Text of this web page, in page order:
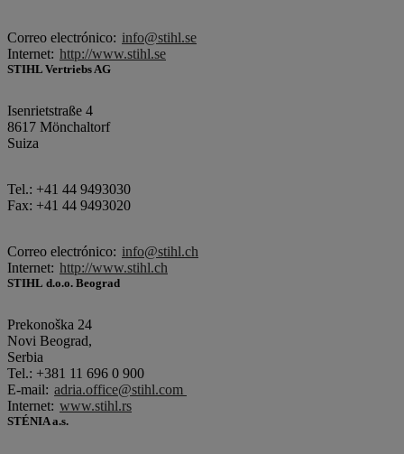
Correo electrónico: info@stihl.se
Internet: http://www.stihl.se
STIHL Vertriebs AG
Isenrietstraße 4
8617 Mönchaltorf
Suiza
Tel.: +41 44 9493030
Fax: +41 44 9493020
Correo electrónico: info@stihl.ch
Internet: http://www.stihl.ch
STIHL d.o.o. Beograd
Prekonoška 24
Novi Beograd,
Serbia
Tel.: +381 11 696 0 900
E-mail: adria.office@stihl.com
Internet: www.stihl.rs
STÉNIA a.s.